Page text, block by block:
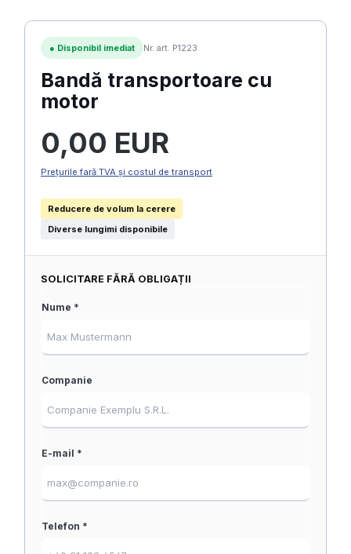
● Disponibil imediat Nr. art. P1223
Bandă transportoare cu
motor
0,00 EUR
Prețurile fară TVA și costul de transport
Reducere de volum la cerere
Diverse lungimi disponibile
SOLICITARE FĂRĂ OBLIGAȚII
Nume *
Companie
E-mail *
Telefon *